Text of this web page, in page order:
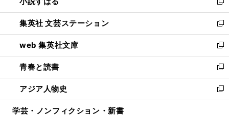
開
く
い
ウ
ィ
ン
ド
ウ
で
開
く
新
し
い
ウ
ィ
ン
ド
ウ
で
開
集英社 文芸ステーション
新
し
い
ウ
ィ
ン
ド
ウ
web 集英社文庫
新
し
い
ウ
ィ
ン
青春と読書
新
し
い
ウ
アジア人物史
新
し
学芸・ノンフィクション・新書